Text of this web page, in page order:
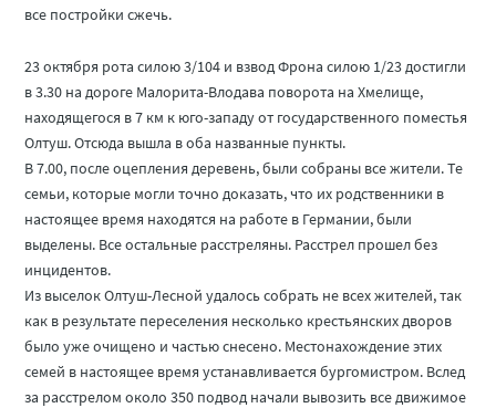
все постройки сжечь.
23 октября рота силою 3/104 и взвод Фрона силою 1/23 достигли
в 3.30 на дороге Малорита-Влодава поворота на Хмелище,
находящегося в 7 км к юго-западу от государственного поместья
Олтуш. Отсюда вышла в оба названные пункты.
В 7.00, после оцепления деревень, были собраны все жители. Те
семьи, которые могли точно доказать, что их родственники в
настоящее время находятся на работе в Германии, были
выделены. Все остальные расстреляны. Расстрел прошел без
инцидентов.
Из выселок Олтуш-Лесной удалось собрать не всех жителей, так
как в результате переселения несколько крестьянских дворов
было уже очищено и частью снесено. Местонахождение этих
семей в настоящее время устанавливается бургомистром. Вслед
за расстрелом около 350 подвод начали вывозить все движимое